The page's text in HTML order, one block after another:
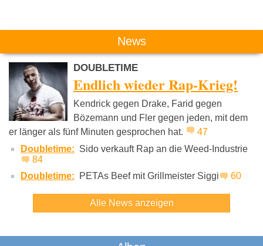
Das könnte Dich auch interessieren:
Ecco2k 2Hollis
News
DOUBLETIME
Endlich wieder Rap-Krieg!
Kendrick gegen Drake, Farid gegen
Bözemann und Fler gegen jeden, mit dem
er länger als fünf Minuten gesprochen hat.
47
Doubletime: Sido verkauft Rap an die Weed-Industrie
84
Doubletime:
PETAs Beef mit Grillmeister Siggi 60
Alle News anzeigen